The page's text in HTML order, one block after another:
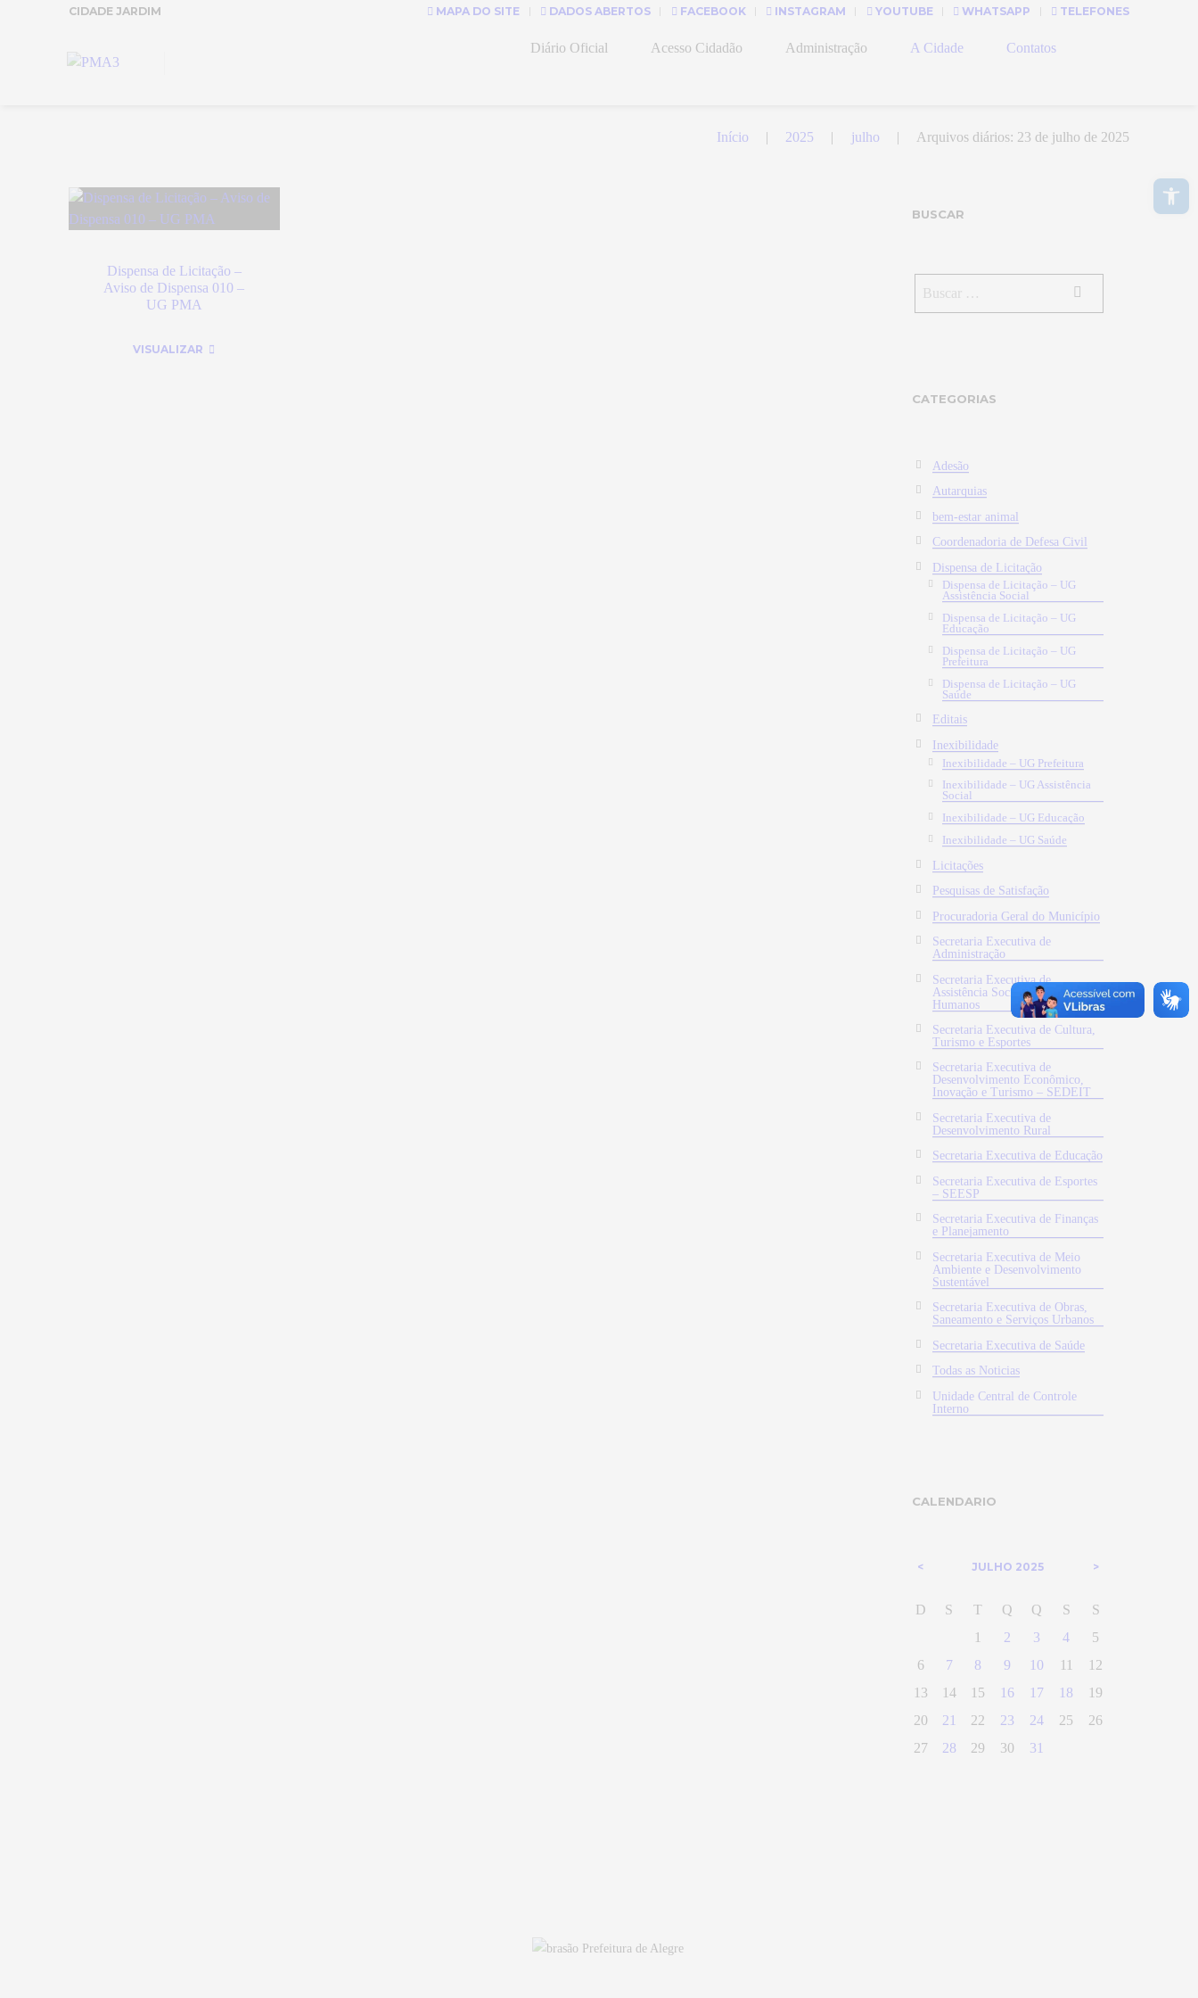
CIDADE JARDIM MAPA DO SITE DADOS ABERTOS FACEBOOK INSTAGRAM YOUTUBE WHATSAPP TELEFONES
Diário Oficial Acesso Cidadão Administração A Cidade Contatos
Início 2025 julho Arquivos diários: 23 de julho de 2025
Dispensa de Licitação –
Aviso de Dispensa 010 –
UG PMA
VISUALIZAR
BUSCAR
CATEGORIAS
Adesão
Autarquias
bem-estar animal
Coordenadoria de Defesa Civil
Dispensa de Licitação
Dispensa de Licitação – UG
Assistência Social
Dispensa de Licitação – UG
Educação
Dispensa de Licitação – UG
Prefeitura
Dispensa de Licitação – UG
Saúde
Editais
Inexibilidade
Inexibilidade – UG Prefeitura
Inexibilidade – UG Assistência
Social
Inexibilidade – UG Educação
Inexibilidade – UG Saúde
Licitações
Pesquisas de Satisfação
Procuradoria Geral do Município
Secretaria Executiva de
Administração
Secretaria Executiva de
Assistência Social e Direitos
Humanos
Secretaria Executiva de Cultura,
Turismo e Esportes
Secretaria Executiva de
Desenvolvimento Econômico,
Inovação e Turismo – SEDEIT
Secretaria Executiva de
Desenvolvimento Rural
Secretaria Executiva de Educação
Secretaria Executiva de Esportes
– SEESP
Secretaria Executiva de Finanças
e Planejamento
Secretaria Executiva de Meio
Ambiente e Desenvolvimento
Sustentável
Secretaria Executiva de Obras,
Saneamento e Serviços Urbanos
Secretaria Executiva de Saúde
Todas as Noticias
Unidade Central de Controle
Interno
CALENDARIO
JULHO 2025
D S T Q Q S
S
1
2 3 4
5
6
7 8 9 10 11
12
13
14 15 16 17 18
19
20
21 22 23 24 25
26
27
28 29 30 31
Abrir a barra de ferramentas